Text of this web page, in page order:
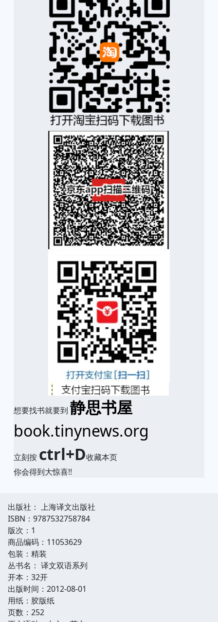
想要找书就要到 静思书屋
book.tinynews.org
立刻按 ctrl+D收藏本页
你会得到大惊喜!!
出版社： 上海译文出版社
ISBN：9787532758784
版次：1
商品编码：11053629
包装：精装
丛书名： 译文双语系列
开本：32开
出版时间：2012-08-01
用纸：胶版纸
页数：252